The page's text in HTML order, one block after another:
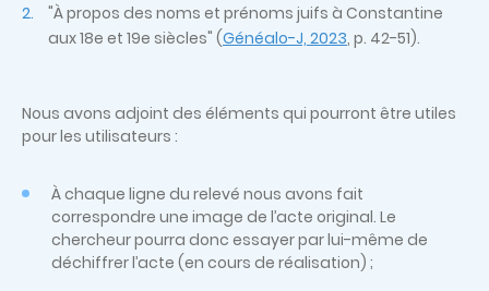
"À propos des noms et prénoms juifs à Constantine
aux 18e et 19e siècles" (Généalo-J, 2023, p. 42-51).
Nous avons adjoint des éléments qui pourront être utiles
pour les utilisateurs :
À chaque ligne du relevé nous avons fait
correspondre une image de l’acte original. Le
chercheur pourra donc essayer par lui-même de
déchiffrer l’acte (en cours de réalisation) ;